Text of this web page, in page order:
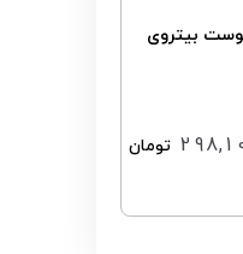
بیتروی
تومان